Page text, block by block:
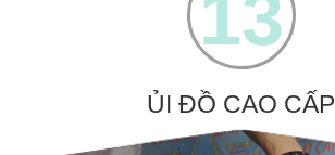
13
ỦI ĐỒ CAO CẤP